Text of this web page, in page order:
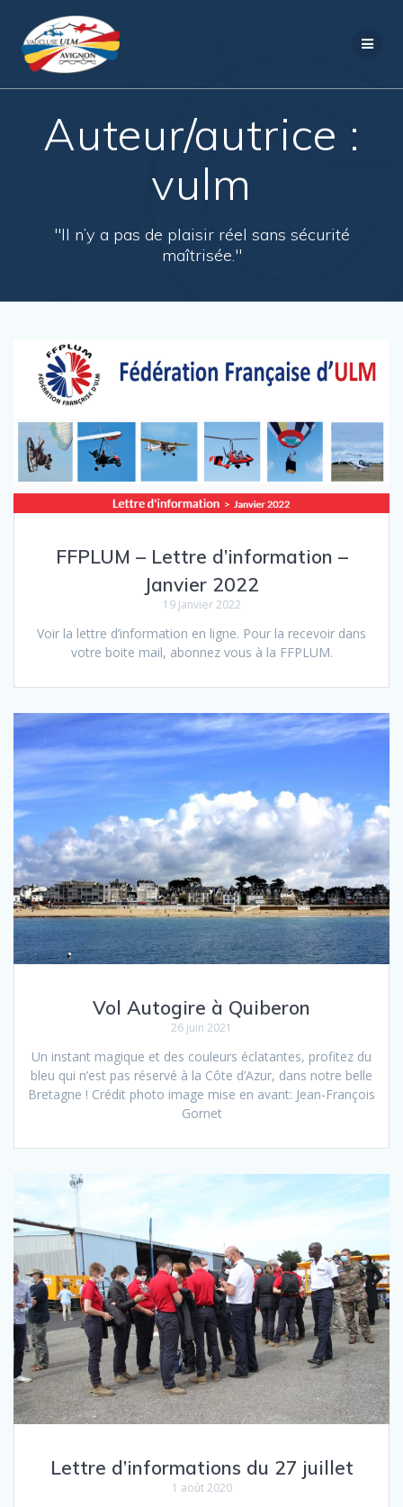
Auteur/autrice :
vulm
"Il n’y a pas de plaisir réel sans sécurité
maîtrisée."
FFPLUM – Lettre d’information –
Janvier 2022
19 janvier 2022
Voir la lettre d’information en ligne. Pour la recevoir dans
votre boite mail, abonnez vous à la FFPLUM.
Vol Autogire à Quiberon
26 juin 2021
Un instant magique et des couleurs éclatantes, profitez du
bleu qui n’est pas réservé à la Côte d’Azur, dans notre belle
Bretagne ! Crédit photo image mise en avant: Jean-François
Gornet
Lettre d’informations du 27 juillet
1 août 2020